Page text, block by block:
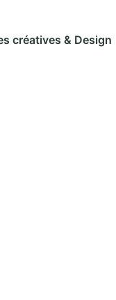
créatives & Design